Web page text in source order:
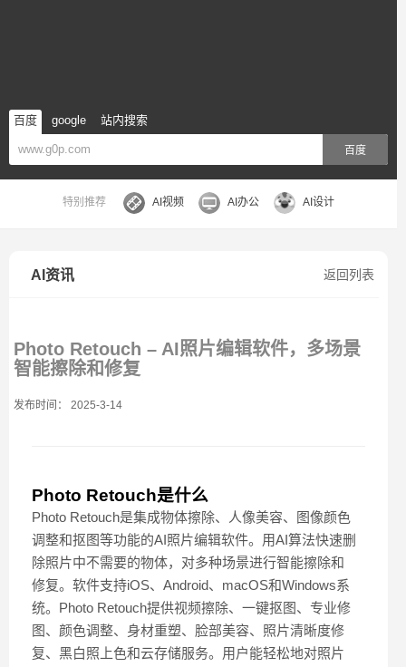
百度 google 站内搜索
百度
特别推荐 AI视频 AI办公 AI设计
返回列表
AI资讯
Photo Retouch – AI照片编辑软件，多场景
智能擦除和修复
发布时间： 2025-3-14
Photo Retouch是什么
Photo Retouch是集成物体擦除、人像美容、图像颜色
调整和抠图等功能的AI照片编辑软件。用AI算法快速删
除照片中不需要的物体，对多种场景进行智能擦除和
修复。软件支持iOS、Android、macOS和Windows系
统。Photo Retouch提供视频擦除、一键抠图、专业修
图、颜色调整、身材重塑、脸部美容、照片清晰度修
复、黑白照上色和云存储服务。用户能轻松地对照片